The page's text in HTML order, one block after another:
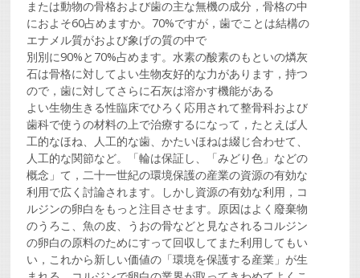
または動物の骨格および歯の主な無機の成分，骨格の中
におよそ60占めますか。70%ですが，歯でことは結構の
エナメル質がおよび象げの質の中で
別別に90%と70%占めます。水素の酸素のもといの燐灰
石は骨格に対してよい生物友好的な力があります，持つ
ので，歯に対してさらに石灰は溶かす機能がある
よい生物生きる性臨床でひろく応用されて整骨科および
歯科で使うの材料の上で治療するになって，たとえば人
工的なほね、人工的な歯、かたいほねは綴じ合わせて、
人工的な関節など。「輪は保証し、「みどり色」などの
概念」て，二十一世紀の環境保護の産業の資源の有効な
利用で広く討論されます。しかし資源の有効な利用，コ
ルジンの卵白をもっと注目させます。原因はよく廢棄物
のうろこ、魚の皮、うおの骨などと見なされるコルジン
の卵白の原料のためにすって回収してまた利用してもい
い，これから新しい価値の「環境を保護する産業」が生